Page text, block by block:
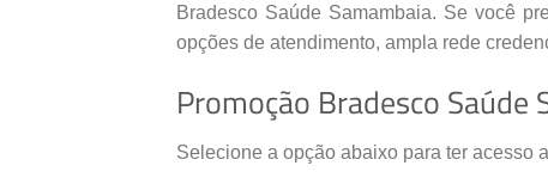
Bradesco Saúde Samambaia. Se você
opções de atendimento, ampla rede
Promoção Bradesco Saúde
Selecione a opção abaixo para ter acesso